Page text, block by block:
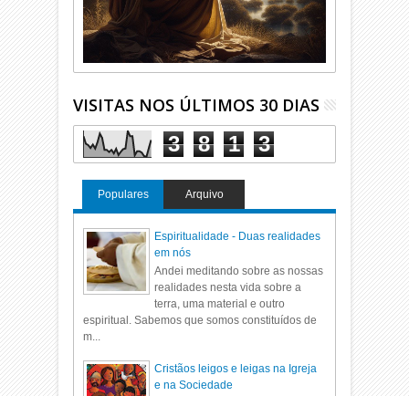
VISITAS NOS ÚLTIMOS 30 DIAS
3 8 1 3
Populares Arquivo
Espiritualidade - Duas realidades
em nós
Andei meditando sobre as nossas
realidades nesta vida sobre a
terra, uma material e outro
espiritual. Sabemos que somos constituídos de
m...
Cristãos leigos e leigas na Igreja
e na Sociedade